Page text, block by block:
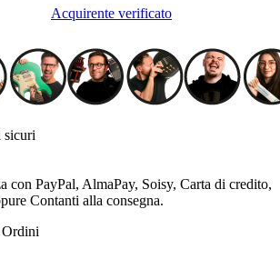
Acquirente verificato
sicuri
con PayPal, AlmaPay, Soisy, Carta di credito,
Contanti alla consegna.
Ordini